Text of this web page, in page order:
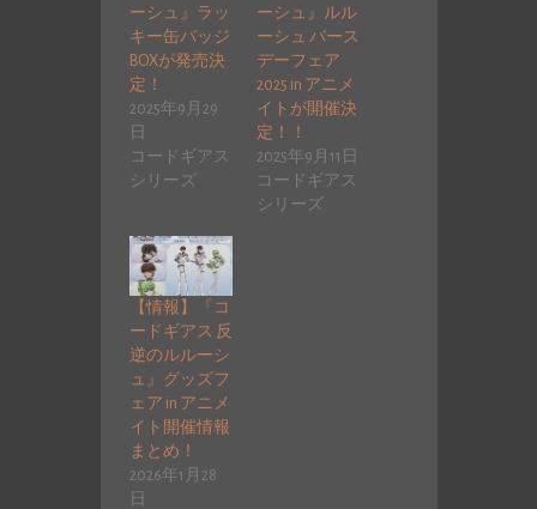
ーシュ』ラッ
キー缶バッジ
BOXが発売決
定！
2025年9月29
日
コードギアス
シリーズ
ーシュ』ルル
ーシュ バース
デーフェア
2025 in アニメ
イトが開催決
定！！
2025年9月11日
コードギアス
シリーズ
【情報】『コ
ードギアス 反
逆のルルーシ
ュ』グッズフ
ェア in アニメ
イト開催情報
まとめ！
2026年1月28
日